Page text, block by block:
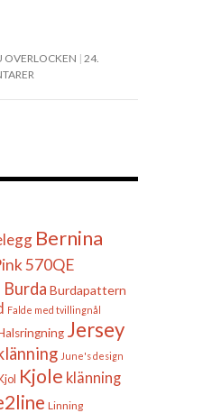
OVERLOCKEN 24.
Bernina
570QE
Burda Burdapattern
Falde med tvillingnål
Jersey
June's design
Kjol Kjole klänning
Linning